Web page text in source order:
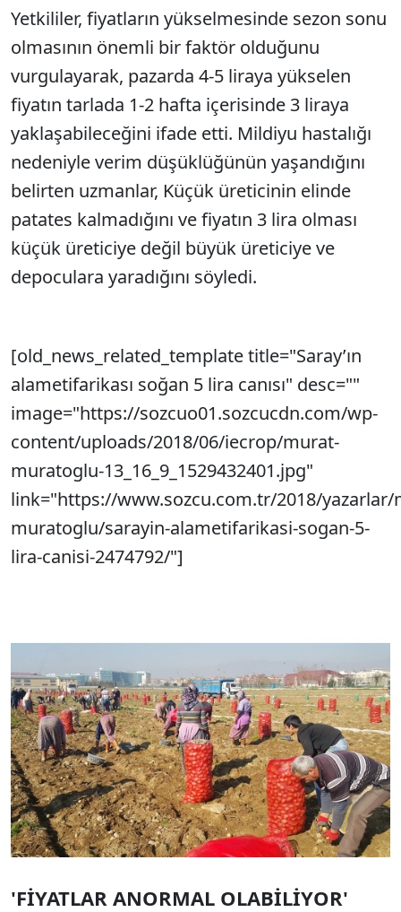
Yetkililer, fiyatların yükselmesinde sezon sonu
olmasının önemli bir faktör olduğunu
vurgulayarak, pazarda 4-5 liraya yükselen
fiyatın tarlada 1-2 hafta içerisinde 3 liraya
yaklaşabileceğini ifade etti. Mildiyu hastalığı
nedeniyle verim düşüklüğünün yaşandığını
belirten uzmanlar, Küçük üreticinin elinde
patates kalmadığını ve fiyatın 3 lira olması
küçük üreticiye değil büyük üreticiye ve
depoculara yaradığını söyledi.
[old_news_related_template title="Saray’ın
alametifarikası soğan 5 lira canısı" desc=""
image="https://sozcuo01.sozcucdn.com/wp-
content/uploads/2018/06/iecrop/murat-
muratoglu-13_16_9_1529432401.jpg"
link="https://www.sozcu.com.tr/2018/yazarlar/
muratoglu/sarayin-alametifarikasi-sogan-5-
lira-canisi-2474792/"]
'FİYATLAR ANORMAL OLABİLİYOR'